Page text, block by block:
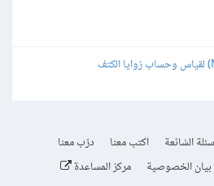
الشائعة اكتب معنا
درّب معنا
بيان الخصوصية مركز المساعدة